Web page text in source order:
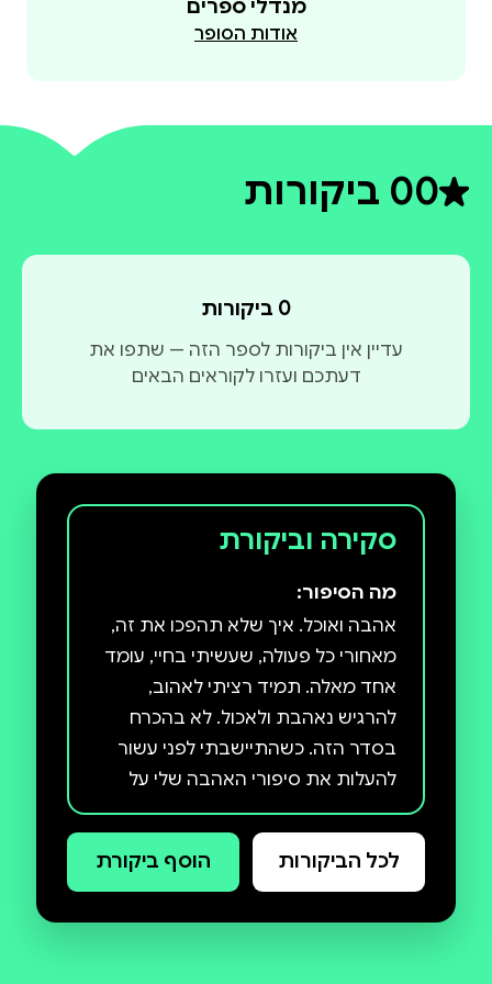
מנדלי ספרים
אודות הסופר
0דירוג ממוצע 0 מתוך 5
0 ביקורות
0 ביקורות
עדיין אין ביקורות לספר הזה — שתפו את
דעתכם ועזרו לקוראים הבאים
סקירה וביקורת
מה הסיפור:
אהבה ואוכל. איך שלא תהפכו את זה,
מאחורי כל פעולה, שעשיתי בחיי, עומד
אחד מאלה. תמיד רציתי לאהוב,
להרגיש נאהבת ולאכול. לא בהכרח
בסדר הזה. כשהתיישבתי לפני עשור
להעלות את סיפורי האהבה שלי על
הכתב, היה לי רגע של הארה: יש אנשים
שזוכרים אירועים חשובים על פי
הבגדים שלבשו, חלקם יזכרו את
לכל הביקורות הוסף ביקורת